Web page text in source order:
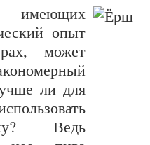
опыт
может
ли для
Ведь